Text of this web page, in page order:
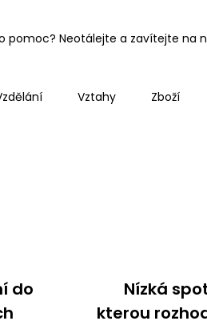
pomoc? Neotálejte a zavítejte na
Vztahy Zboží
do
Nízká
kterou